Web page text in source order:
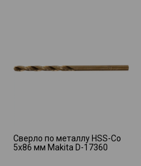
Сверло по металлу HSS-Co
5х86 мм Makita D-17360